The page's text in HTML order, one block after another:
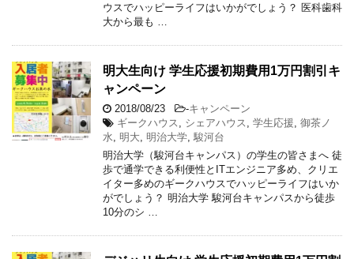
ウスでハッピーライフはいかがでしょう？ 医科歯科
大から最も …
明大生向け 学生応援初期費用1万円割引キ
ャンペーン
2018/08/23 -キャンペーン
ギークハウス
シェアハウス 学生応援 御茶ノ
水 明大 明治大学 駿河台
明治大学（駿河台キャンパス）の学生の皆さまへ 徒
歩で通学できる利便性とITエンジニア多め、クリエ
イター多めのギークハウスでハッピーライフはいか
がでしょう？ 明治大学 駿河台キャンパスから徒歩
10分のシ …